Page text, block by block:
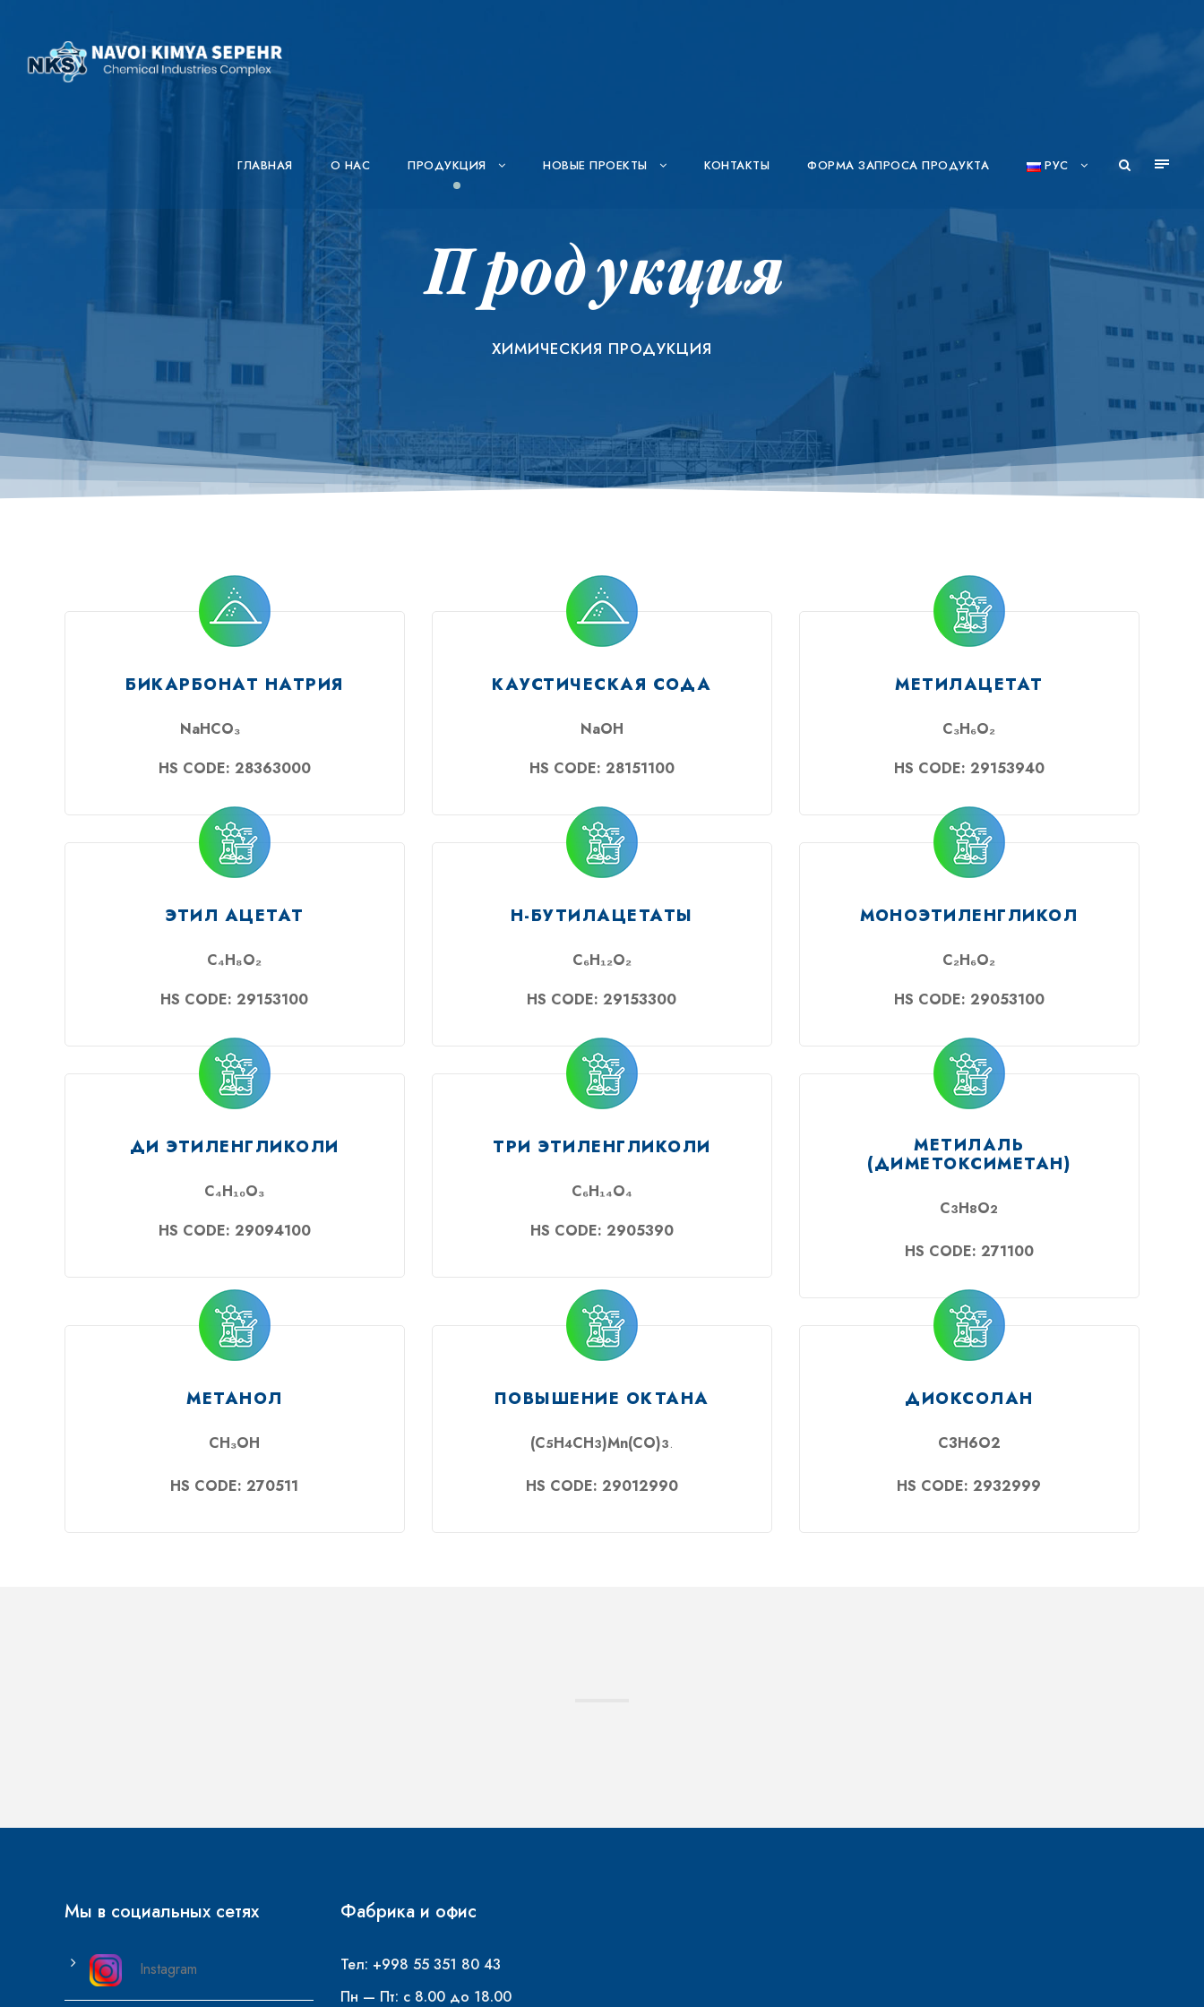
ГЛАВНАЯ О НАС ПРОДУКЦИЯ НОВЫЕ ПРОЕКТЫ КОНТАКТЫ ФОРМА ЗАПРОСА ПРОДУКТА РУС
ХИМИЧЕСКИЯ ПРОДУКЦИЯ
БИКАРБОНАТ НАТРИЯ
NaHCO₃
HS CODE: 28363000
КАУСТИЧЕСКАЯ СОДА
NaOH
HS CODE: 28151100
МЕТИЛАЦЕТАТ
C₃H₆O₂
HS CODE: 29153940
ЭТИЛ АЦЕТАТ
C₄H₈O₂
HS CODE: 29153100
Н-БУТИЛАЦЕТАТЫ
C₆H₁₂O₂
HS CODE: 29153300
МОНОЭТИЛЕНГЛИКОЛ
C₂H₆O₂
HS CODE: 29053100
ДИ ЭТИЛЕНГЛИКОЛИ
C₄H₁₀O₃
HS CODE: 29094100
ТРИ ЭТИЛЕНГЛИКОЛИ
C₆H₁₄O₄
HS CODE: 2905390
МЕТИЛАЛЬ
(ДИМЕТОКСИМЕТАН)
C3H8O2
HS CODE: 271100
МЕТАНОЛ
CH₃OH
HS CODE: 270511
ПОВЫШЕНИЕ ОКТАНА
(C5H4CH3)Mn(CO)3.
HS CODE: 29012990
ДИОКСОЛАН
C3H6O2
HS CODE: 2932999
Мы в социальных сетях
Instagram
Фабрика и офис
Тел: +998 55 351 80 43
Пн — Пт: с 8.00 до 18.00